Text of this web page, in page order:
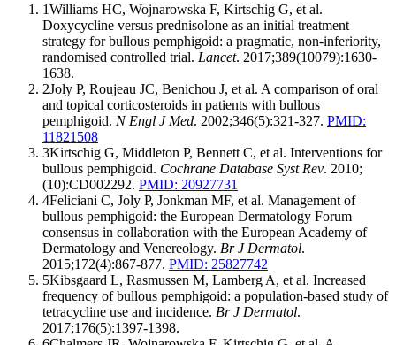
1Williams HC, Wojnarowska F, Kirtschig G, et al.
Doxycycline versus prednisolone as an initial treatment
strategy for bullous pemphigoid: a pragmatic, non-inferiority,
randomised controlled trial. Lancet. 2017;389(10079):1630-
1638.
2Joly P, Roujeau JC, Benichou J, et al. A comparison of oral
and topical corticosteroids in patients with bullous
pemphigoid. N Engl J Med. 2002;346(5):321-327. PMID:
11821508
3Kirtschig G, Middleton P, Bennett C, et al. Interventions for
bullous pemphigoid. Cochrane Database Syst Rev. 2010;
(10):CD002292. PMID: 20927731
4Feliciani C, Joly P, Jonkman MF, et al. Management of
bullous pemphigoid: the European Dermatology Forum
consensus in collaboration with the European Academy of
Dermatology and Venereology. Br J Dermatol.
2015;172(4):867-877. PMID: 25827742
5Kibsgaard L, Rasmussen M, Lamberg A, et al. Increased
frequency of bullous pemphigoid: a population-based study of
tetracycline use and incidence. Br J Dermatol.
2017;176(5):1397-1398.